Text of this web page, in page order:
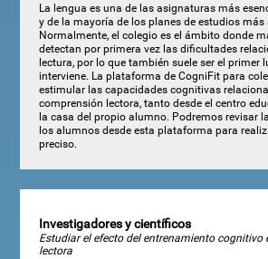
La lengua es una de las asignaturas más
y de la mayoría de los planes de estudios más
Normalmente, el colegio es el ámbito donde
detectan por primera vez las dificultades
lectura, por lo que también suele ser el primer
interviene. La plataforma de CogniFit para
estimular las capacidades cognitivas
comprensión lectora, tanto desde el centro
la casa del propio alumno. Podremos revisar
los alumnos desde esta plataforma para
preciso.
Investigadores y científicos
Estudiar el efecto del entrenamiento cognitivo
lectora